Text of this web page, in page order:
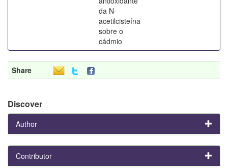
da N-
acetilcisteína
sobre o
cádmio
Share
Discover
Author
Contributor